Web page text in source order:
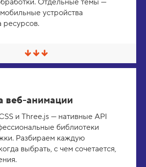
н
у
устройства
ресурсов.
С
в
т
/
Р
а
з
в
веб-анимации
и Three.js — нативные API
библиотеки
Разбираем каждую
выбрать, с чем сочетается,